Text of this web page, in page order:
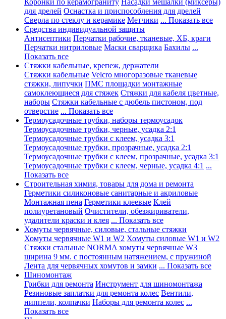
Коронки по керамограниту Насадки мешалки (миксеры)
для дрелей Оснастка и приспособления для дрелей
Сверла по стеклу и керамике Метчики ... Показать все
Средства индивидуальной защиты
Антисептики Перчатки рабочие, тканевые, ХБ, краги
Перчатки нитриловые Маски сварщика Бахилы ...
Показать все
Стяжки кабельные, крепеж, держатели
Стяжки кабельные Velcro многоразовые тканевые
стяжки, липучки ПМС площадки монтажные
самоклеющиеся для стяжек Стяжки для кабеля цветные,
наборы Стяжки кабельные с дюбель пистоном, под
отверстие ... Показать все
Термоусадочные трубки, наборы термоусадок
Термоусадочные трубки, черные, усадка 2:1
Термоусадочные трубки с клеем, усадка 3:1
Термоусадочные трубки, прозрачные, усадка 2:1
Термоусадочные трубки с клеем, прозрачные, усадка 3:1
Термоусадочные трубки с клеем, черные, усадка 4:1 ...
Показать все
Строительная химия, товары для дома и ремонта
Герметики силиконовые санитарные и акриловые
Монтажная пена Герметики клеевые Клей
полиуретановый Очистители, обезжириватели,
удалители краски и клея ... Показать все
Хомуты червячные, силовые, стальные стяжки
Хомуты червячные W1 и W2 Хомуты силовые W1 и W2
Стяжки стальные NORMA хомуты червячные W3
ширина 9 мм. с постоянным натяжением, с пружиной
Лента для червячных хомутов и замки ... Показать все
Шиномонтаж
Грибки для ремонта Инструмент для шиномонтажа
Резиновые заплатки для ремонта колес Вентили,
ниппели, колпачки Наборы для ремонта колес ...
Показать все